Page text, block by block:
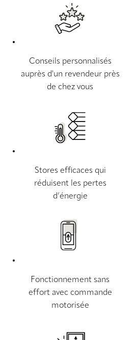
Conseils personnalisés
auprès d'un revendeur près
de chez vous
Stores efficaces qui
réduisent les pertes
d’énergie
Fonctionnement sans
effort avec commande
motorisée